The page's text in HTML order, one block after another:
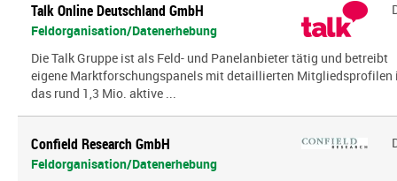
Talk Online Deutschland GmbH
Feldorganisation/Datenerhebung
Die Talk Gruppe ist als Feld- und Panelanbieter tätig und betreibt
eigene Marktforschungspanels mit detaillierten Mitgliedsprofilen
das rund 1,3 Mio. aktive ...
Confield Research GmbH
Feldorganisation/Datenerhebung